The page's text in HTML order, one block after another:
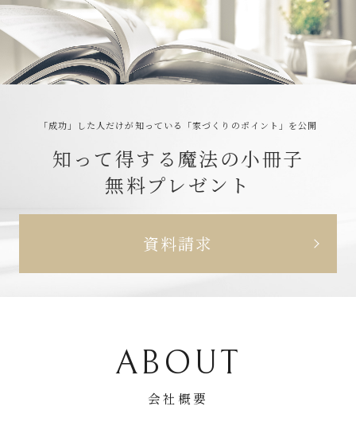
K
「成功」した人だけが知っている 「家づくりのポイント」を公開
知って得する魔法の小冊子
無料プレゼント
資料請求
ABOUT
会社概要